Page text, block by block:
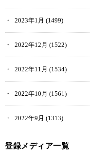
2023年1月 (1499)
2022年12月 (1522)
2022年11月 (1534)
2022年10月 (1561)
2022年9月 (1313)
登録メディア一覧